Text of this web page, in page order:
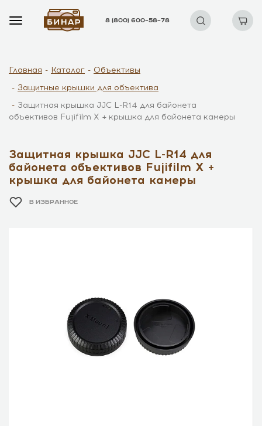
8 (800) 600–58–78
Главная Каталог
Объективы
Защитные крышки для объектива
Защитная крышка JJC L-R14 для байонета
объективов Fujifilm X + крышка для байонета камеры
Защитная крышка JJC L-R14 для
байонета объективов Fujifilm X +
крышка для байонета камеры
В ИЗБРАННОЕ